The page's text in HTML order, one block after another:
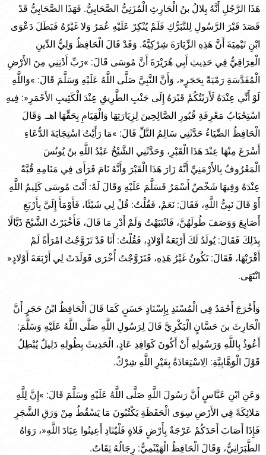
هَذَا الرَّجُلِ أَنَّهُ بِلالُ بنُ الْحَارِثِ الْمُزَنِيُّ الصَّحَابِيُّ. فَهَذَا الصَّحَابِيُّ قَدْ
قَصَدَ قَبْرَ الرَّسُولِ لِلتَّبَرُّكِ فَلَمْ يُنْكِرْ عَلَيْهِ عُمَرُ وَلا غَيْرُهُ فَبَطَلَ دَعْوَى
ابْنِ تَيْمِيَةَ أَنَّ هَذِهِ الزِّيَارَةَ شِرْكِيَّةٌ. وَقَدْ قَالَ الْحَافِظُ وَلِيُّ الدِّينِ
الْعِرَاقِيُّ فِي حَدِيثِ أَبِي هُرَيْرَةَ أَنَّ مُوسَى قَالَ: »رَبِّ أَدْنِنِي مِنَ الأَرْضِ
الْمُقَدَّسَةِ رَمْيَةً بِحَجَرٍ«، وَأَنَّ النَّبِيَّ صَلَّى اللَّهُ عَلَيْهِ وَسَلَّمَ قَالَ: »وَاللَّهِ
لَوْ أَنِّي عِنْدَهُ لَأَرَيْتُكُمْ قَبْرَهُ إِلَى جَنْبِ الطَّرِيقِ عِنْدَ الْكَثِيبِ الأَحْمَرِ«: فِيهِ
اسْتِحْبَابُ مَعْرِفَةِ قُبُورِ الصَّالِحِينَ لِزِيَارَتِهَا وَالْقِيَامِ بِحَقِّهَا اهـ. وَقَالَ
الْحَافِظُ الضِّيَاءُ حَدَّثَنِي سَالِمُ التَّلِّ قَالَ: »مَا رَأَيْتُ اسْتِجَابَةَ الدُّعَاءِ
أَسْرَعَ مِنْهَا عِنْدَ هَذَا الْقَبْرِ، وَحَدَّثَنِي الشَّيْخُ عَبْدُ اللَّهِ بنُ يُونُسَ
الْمَعْرُوفُ بِالأَرْمَنِيِّ أَنَّهُ زَارَ هَذَا الْقَبْرَ وَأَنَّهُ نَامَ فَرَأَى فِي مَنَامِهِ قُبَّةً
عِنْدَهُ وَفِيهَا شَخْصٌ أَسْمَرُ فَسَلَّمَ عَلَيْهِ وَقَالَ لَهُ: أَنْتَ مُوسَى كَلِيمُ اللَّهِ
أَوْ قَالَ نَبِيُّ اللَّهِ، فَقَالَ: نَعَمْ، فَقُلْتُ: قُلْ لِي شَيْئًا، فَأَوْمَأَ إِلَيَّ بِأَرْبَعِ
أَصَابِعَ وَوَصَفَ طُولَهُنَّ، فَانْتَبَهْتُ وَلَمْ أَدْرِ مَا قَالَ، فَأَخْبَرْتُ الشَّيْخَ ذَيَّالًا
بِذَلِكَ فَقَالَ: يُولَدُ لَكَ أَرْبَعَةُ أَوْلادٍ، فَقُلْتُ: أَنَا قَدْ تَزَوَّجْتُ امْرَأَةً لَمْ
أَقْرَبْهَا، فَقَالَ: تَكُونُ غَيْرُ هَذِهِ، فَتَزَوَّجْتُ أُخْرَى فَوَلَدَتْ لِي أَرْبَعَةَ أَوْلادٍ«
انْتَهَى.
وَأَخْرَجَ أَحْمَدُ فِي الْمُسْنَدِ بِإِسْنَادٍ حَسَنٍ كَمَا قَالَ الْحَافِظُ ابْنُ حَجَرٍ أَنَّ
الْحَارِثَ بنَ حَسَّانٍ الْبَكْرِيَّ قَالَ لِرَسُولِ اللَّهِ صَلَّى اللَّهُ عَلَيْهِ وَسَلَّمَ:
أَعُوذُ بِاللَّهِ وَرَسُولِهِ أَنْ أَكُونَ كَوَافِدِ عَادٍ، الْحَدِيثَ بِطُولِهِ دَلِيلٌ يُبْطِلُ
قَوْلَ الْوَهَّابِيَّةِ: الِاسْتِعَاذَةُ بِغَيْرِ اللَّهِ شِرْكٌ.
وَعَنِ ابْنِ عَبَّاسٍ أَنَّ رَسُولَ اللَّهِ صَلَّى اللَّهُ عَلَيْهِ وَسَلَّمَ قَالَ: »إِنَّ لِلَّهِ
مَلائِكَةً فِي الأَرْضِ سِوَى الْحَفَظَةِ يَكْتُبُونَ مَا يَسْقُطُ مِنْ وَرَقِ الشَّجَرِ
فَإِذَا أَصَابَ أَحَدَكُمْ عَرْجَةٌ بِأَرْضٍ فَلاةٍ فَلْيُنَادِ أَعِينُوا عِبَادَ اللَّهِ«، رَوَاهُ
الطَّبَرَانِيُّ، وَقَالَ الْحَافِظُ الْهَيْثَمِيُّ: رِجَالُهُ ثِقَاتٌ.